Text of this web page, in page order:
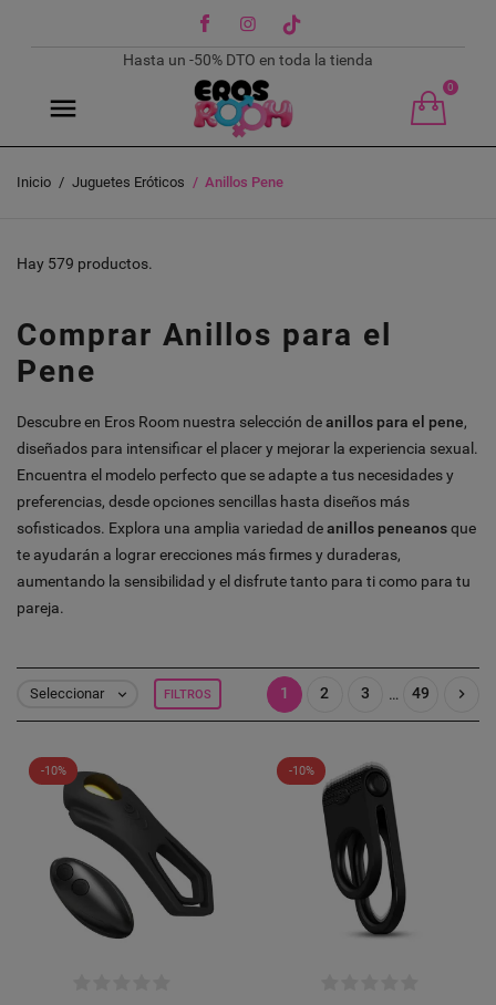
FacebookInstagram
TikTok
Hasta un -50% DTO en toda la tienda
0
Inicio Juguetes Eróticos Anillos Pene
Hay 579 productos.
Comprar Anillos para el
Pene
Descubre en Eros Room nuestra selección deanillos para el pene,
diseñados para intensificar el placer y mejorar la experiencia sexual.
Encuentra el modelo perfecto que se adapte a tus necesidades y
preferencias, desde opciones sencillas hasta diseños más
sofisticados. Explora una amplia variedad deanillos peneanosque
te ayudarán a lograr erecciones más firmes y duraderas,
aumentando la sensibilidad y el disfrute tanto para ti como para tu
pareja.
Seleccionar  FILTROS 1 2 3 … 49 
-10% -10%